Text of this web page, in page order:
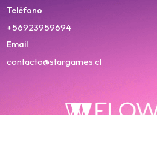
Teléfono
+56923959694
Email
contacto@stargames.cl